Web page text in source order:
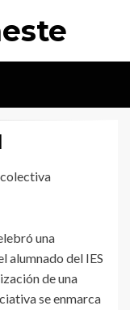
colectiva
una
alumnado del IES
de una
se enmarca